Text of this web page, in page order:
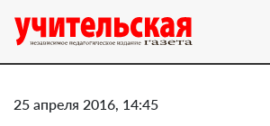
25 апреля 2016, 14:45